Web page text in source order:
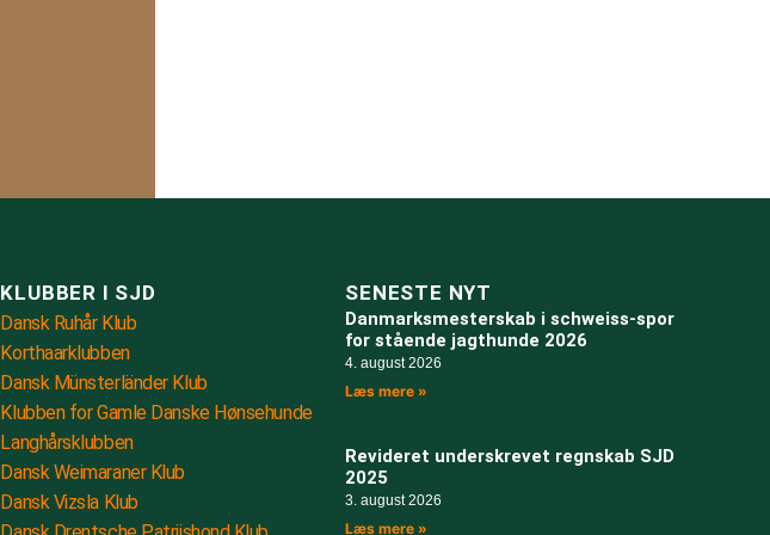
KLUBBER I SJD
Dansk Ruhår Klub
Korthaarklubben
Dansk Münsterländer Klub
Klubben for Gamle Danske Hønsehunde
Langhårsklubben
Dansk Weimaraner Klub
Dansk Vizsla Klub
SENESTE NYT
Danmarksmesterskab i schweiss-spor
for stående jagthunde 2026
4. august 2026
Læs mere »
Revideret underskrevet regnskab SJD
2025
3. august 2026
Læs mere »